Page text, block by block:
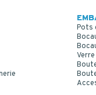
Pots